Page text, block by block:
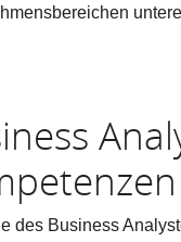
des Business